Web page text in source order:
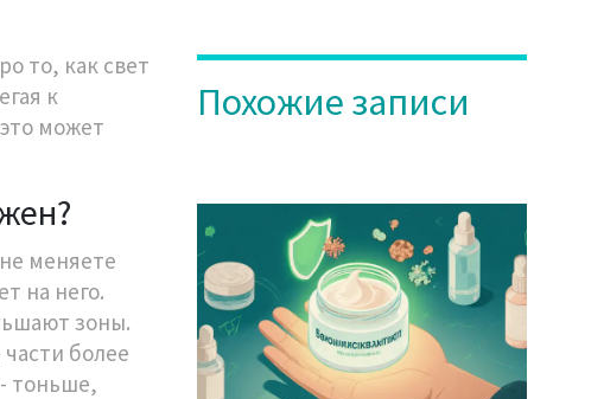
то, как свет
к
может
меняете
на него.
зоны.
более
тоньше,
Похожие записи